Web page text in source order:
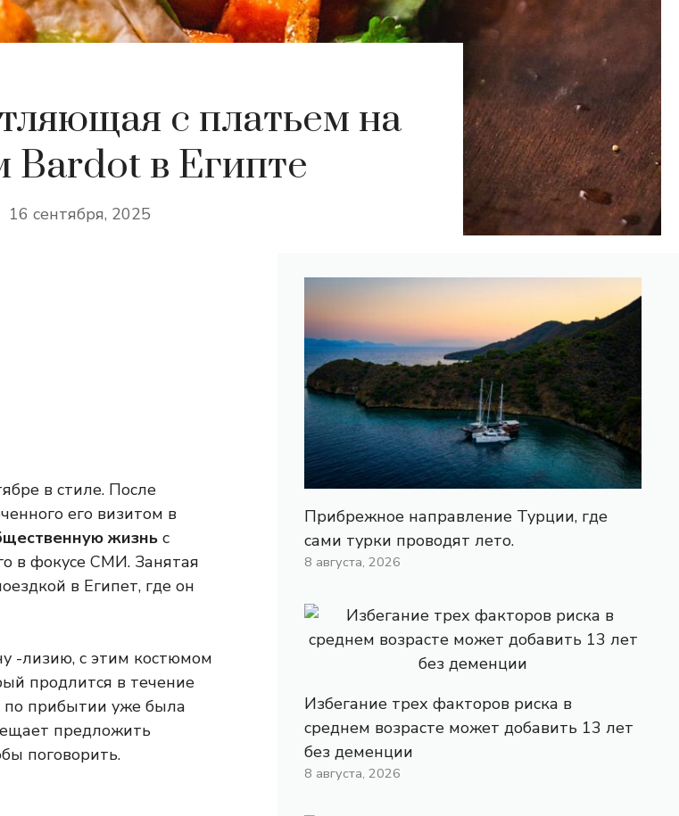
с платьем на
Bardot в Египте
16 сентября, 2025
в стиле. После
его визитом в
жизнь с
в фокусе СМИ. Занятая
в ​​Египет, где он
-лизию, с этим костюмом
продлится в течение
прибытии уже была
предложить
поговорить.
Прибрежное направление Турции, где
сами турки проводят лето.
8 августа, 2026
Избегание трех факторов риска в
среднем возрасте может добавить 13 лет
без деменции
8 августа, 2026